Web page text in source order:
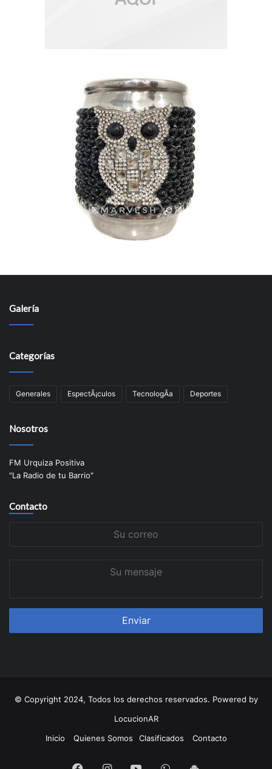
Galería
Categorías
Generales EspectÃ¡culos TecnologÃ­a Deportes
Nosotros
FM Urquiza Positiva
"La Radio de tu Barrio"
Contacto
© Copyright 2024, Todos los derechos reservados. Powered by
LocucionAR
Inicio
Quienes Somos Clasificados Contacto